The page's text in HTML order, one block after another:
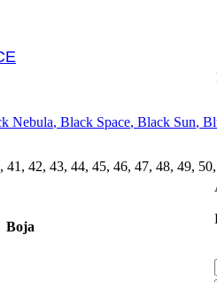
Nebula, Black Space, Black Sun,
, 41 , 42, 43, 44, 45, 46, 47, 48, 49, 50,
Boja